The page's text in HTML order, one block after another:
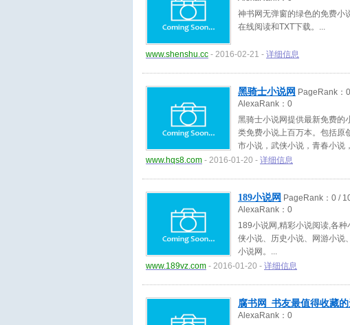
神书网无弹窗的绿色的免费小
在线阅读和TXT下载。
www.shenshu.cc - 2016-02-21 - 详细信息
黑骑士小说网 PageRank： 0
AlexaRank： 0
黑骑士小说网提供最新免费的
类免费小说上百万本。包括原
市小说，武侠小说，青春小说
等等。最新章节免费小说阅读
www.hqs8.com - 2016-01-20 - 详细信息
189小说网 PageRank： 0 /
AlexaRank： 0
189小说网,精彩小说阅读,各
侠小说、历史小说、网游小说
小说网。
www.189vz.com - 2016-01-20 - 详细信息
腐书网_书友最值得收藏
AlexaRank： 0